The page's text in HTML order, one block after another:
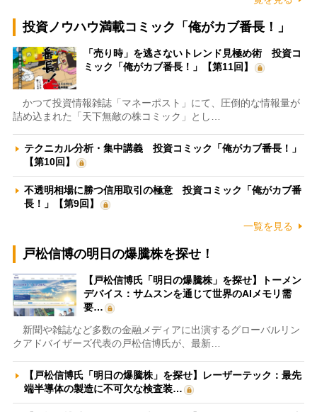
投資ノウハウ満載コミック「俺がカブ番長！」
「売り時」を逃さないトレンド見極め術 投資コ
ミック「俺がカブ番長！」【第11回】
かつて投資情報雑誌「マネーポスト」にて、圧倒的な情報量が
詰め込まれた「天下無敵の株コミック」とし…
テクニカル分析・集中講義 投資コミック「俺がカブ番長！」
【第10回】
不透明相場に勝つ信用取引の極意 投資コミック「俺がカブ番
長！」【第9回】
一覧を見る
戸松信博の明日の爆騰株を探せ！
【戸松信博氏「明日の爆騰株」を探せ】トーメン
デバイス：サムスンを通じて世界のAIメモリ需
要…
新聞や雑誌など多数の金融メディアに出演するグローバルリン
クアドバイザーズ代表の戸松信博氏が、最新…
【戸松信博氏「明日の爆騰株」を探せ】レーザーテック：最先
端半導体の製造に不可欠な検査装…